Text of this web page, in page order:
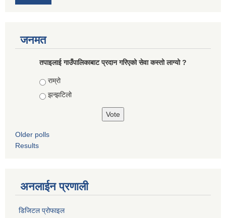
जनमत
तपाइलाई गाउँपालिकाबाट प्रदान गरिएको सेवा कस्तो लाग्यो ?
Choices
राम्रो
झन्झटिलो
Older polls
Results
अनलाईन प्रणाली
डिजिटल प्रोफाइल